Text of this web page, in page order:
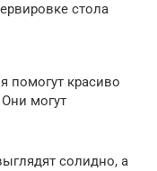
стола
помогут красиво
могут
солидно, а